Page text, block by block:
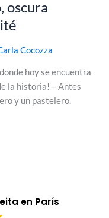
oscura
Cocozza
hoy se encuentra
la historia! – Antes
y un pastelero.
en París